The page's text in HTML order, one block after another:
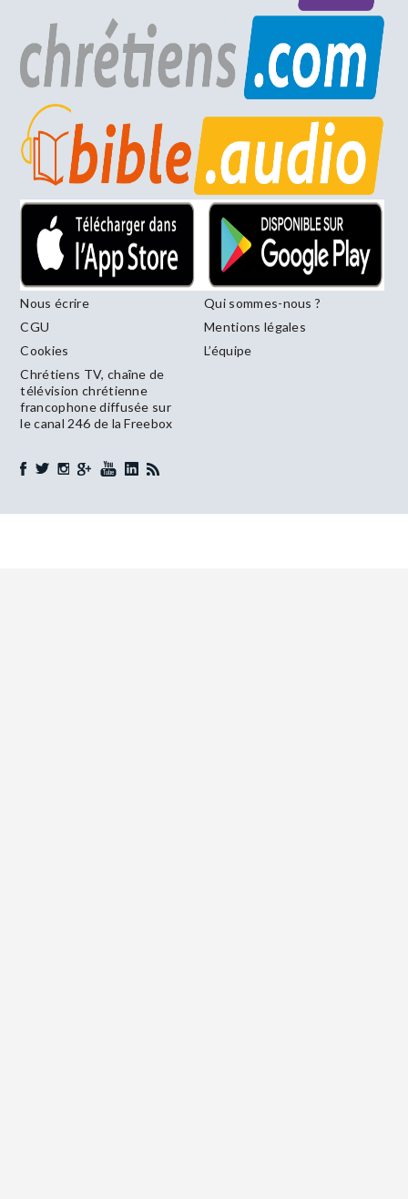
Nous écrire
Qui sommes-nous ?
CGU
Mentions légales
Cookies
L’équipe
Chrétiens TV, chaîne de
télévision chrétienne
francophone diffusée sur
le canal 246 de la Freebox